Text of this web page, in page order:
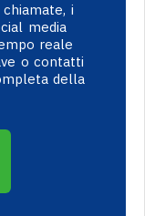
i
media
reale
o contatti
della